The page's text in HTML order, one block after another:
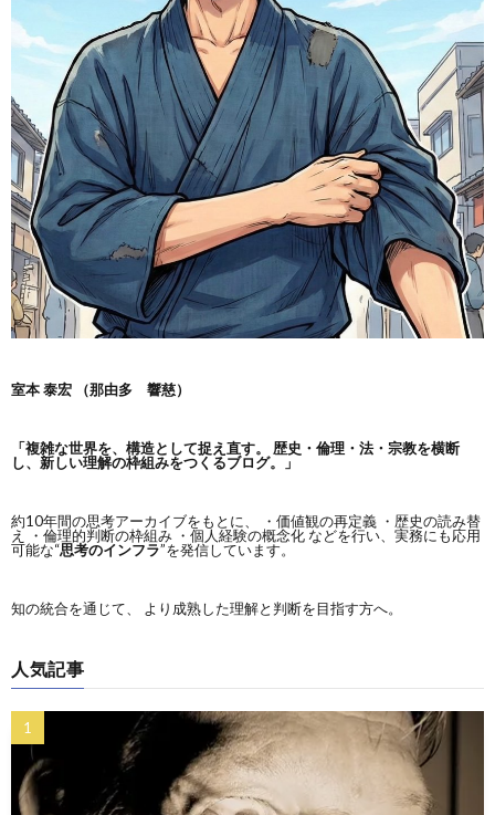
室本 泰宏 （那由多 響慈）
「複雑な世界を、構造として捉え直す。
歴史・倫理・法・宗教を横断
し、新しい理解の枠組みをつくるブログ。」
約10年間の思考アーカイブをもとに、 ・価値観の再定義 ・歴史の読み替
え ・倫理的判断の枠組み ・個人経験の概念化 などを行い、実務にも応用
可能な“思考のインフラ”を発信しています。
知の統合を通じて、 より成熟した理解と判断を目指す方へ。
人気記事